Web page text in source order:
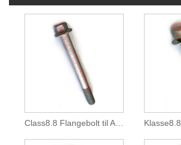
Class8.8 Flangebolt til Automotive Dacromet